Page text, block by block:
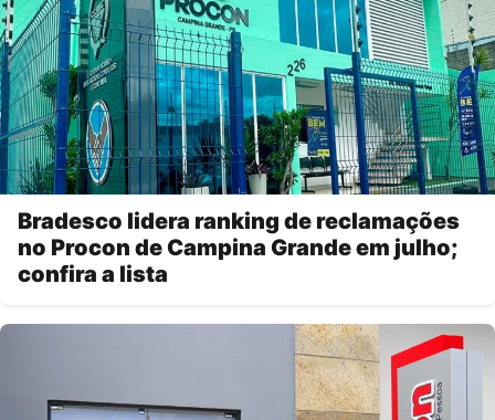
Bradesco lidera ranking de reclamações
no Procon de Campina Grande em julho;
confira a lista